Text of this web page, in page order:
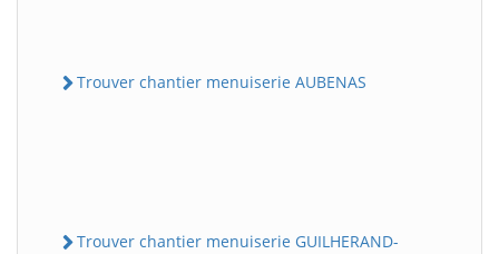
Trouver chantier menuiserie AUBENAS
Trouver chantier menuiserie GUILHERAND-